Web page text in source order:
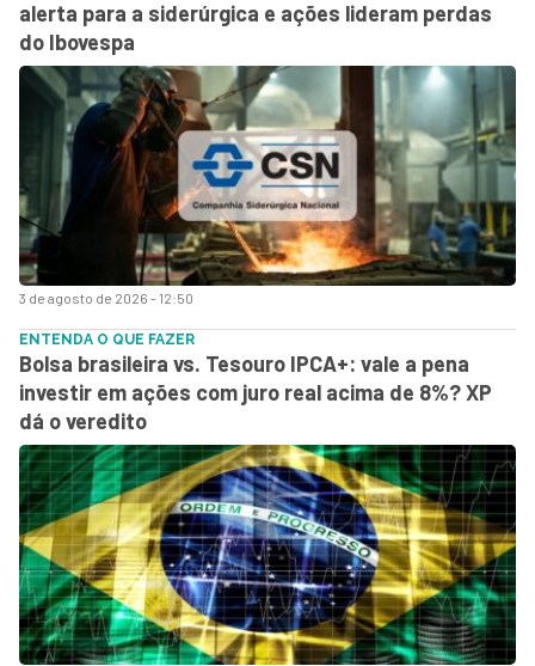
3 de agosto de 2026 - 12:50
alerta para a siderúrgica e ações lideram perdas
do Ibovespa
ENTENDA O QUE FAZER
Bolsa brasileira vs. Tesouro IPCA+: vale a pena
investir em ações com juro real acima de 8%? XP
dá o veredito